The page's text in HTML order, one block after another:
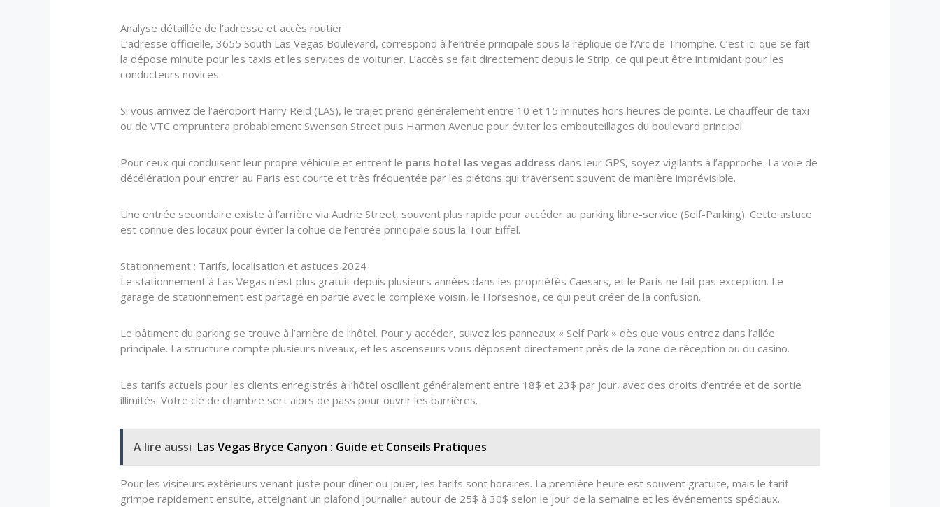
Analyse détaillée de l’adresse et accès routier
L’adresse officielle, 3655 South Las Vegas Boulevard, correspond à l’entrée principale sous la réplique de l’Arc de Triomphe. C’est ici que se fait
la dépose minute pour les taxis et les services de voiturier. L’accès se fait directement depuis le Strip, ce qui peut être intimidant pour les
conducteurs novices.
Si vous arrivez de l’aéroport Harry Reid (LAS), le trajet prend généralement entre 10 et 15 minutes hors heures de pointe. Le chauffeur de taxi
ou de VTC empruntera probablement Swenson Street puis Harmon Avenue pour éviter les embouteillages du boulevard principal.
Pour ceux qui conduisent leur propre véhicule et entrent le paris hotel las vegas address dans leur GPS, soyez vigilants à l’approche. La voie de
décélération pour entrer au Paris est courte et très fréquentée par les piétons qui traversent souvent de manière imprévisible.
Une entrée secondaire existe à l’arrière via Audrie Street, souvent plus rapide pour accéder au parking libre-service (Self-Parking). Cette astuce
est connue des locaux pour éviter la cohue de l’entrée principale sous la Tour Eiffel.
Stationnement : Tarifs, localisation et astuces 2024
Le stationnement à Las Vegas n’est plus gratuit depuis plusieurs années dans les propriétés Caesars, et le Paris ne fait pas exception. Le
garage de stationnement est partagé en partie avec le complexe voisin, le Horseshoe, ce qui peut créer de la confusion.
Le bâtiment du parking se trouve à l’arrière de l’hôtel. Pour y accéder, suivez les panneaux « Self Park » dès que vous entrez dans l’allée
principale. La structure compte plusieurs niveaux, et les ascenseurs vous déposent directement près de la zone de réception ou du casino.
Les tarifs actuels pour les clients enregistrés à l’hôtel oscillent généralement entre 18$ et 23$ par jour, avec des droits d’entrée et de sortie
illimités. Votre clé de chambre sert alors de pass pour ouvrir les barrières.
A lire aussi Las Vegas Bryce Canyon : Guide et Conseils Pratiques
Pour les visiteurs extérieurs venant juste pour dîner ou jouer, les tarifs sont horaires. La première heure est souvent gratuite, mais le tarif
grimpe rapidement ensuite, atteignant un plafond journalier autour de 25$ à 30$ selon le jour de la semaine et les événements spéciaux.